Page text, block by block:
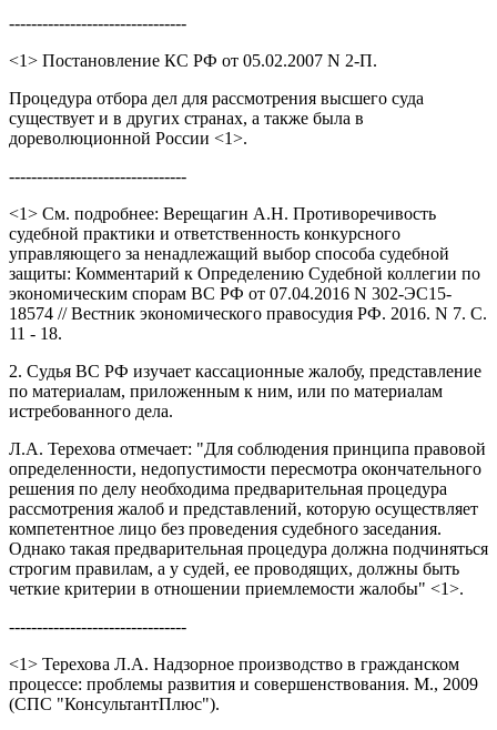
--------------------------------
<1> Постановление КС РФ от 05.02.2007 N 2-П.
Процедура отбора дел для рассмотрения высшего суда
существует и в других странах, а также была в
дореволюционной России <1>.
--------------------------------
<1> См. подробнее: Верещагин А.Н. Противоречивость
судебной практики и ответственность конкурсного
управляющего за ненадлежащий выбор способа судебной
защиты: Комментарий к Определению Судебной коллегии по
экономическим спорам ВС РФ от 07.04.2016 N 302-ЭС15-
18574 // Вестник экономического правосудия РФ. 2016. N 7. С.
11 - 18.
2. Судья ВС РФ изучает кассационные жалобу, представление
по материалам, приложенным к ним, или по материалам
истребованного дела.
Л.А. Терехова отмечает: "Для соблюдения принципа правовой
определенности, недопустимости пересмотра окончательного
решения по делу необходима предварительная процедура
рассмотрения жалоб и представлений, которую осуществляет
компетентное лицо без проведения судебного заседания.
Однако такая предварительная процедура должна подчиняться
строгим правилам, а у судей, ее проводящих, должны быть
четкие критерии в отношении приемлемости жалобы" <1>.
--------------------------------
<1> Терехова Л.А. Надзорное производство в гражданском
процессе: проблемы развития и совершенствования. М., 2009
(СПС "КонсультантПлюс").